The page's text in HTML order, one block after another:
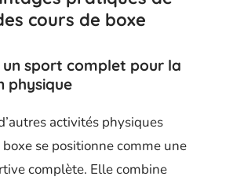
cours de boxe
un sport complet pour la
physique
activités physiques
se positionne comme une
complète. Elle combine